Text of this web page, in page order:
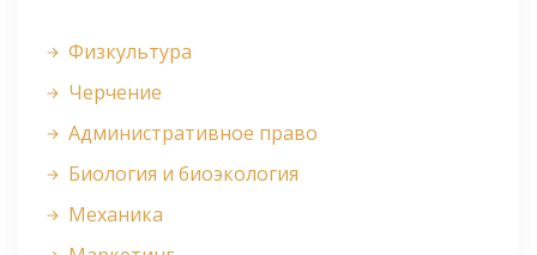
Физкультура
Черчение
Административное право
Биология и биоэкология
Механика